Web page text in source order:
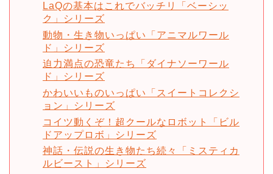
LaQの基本はこれでバッチリ「ベーシッ
ク」シリーズ
動物・生き物いっぱい「アニマルワール
ド」シリーズ
迫力満点の恐竜たち「ダイナソーワール
ド」シリーズ
かわいいものいっぱい「スイートコレクシ
ョン」シリーズ
コイツ動くぞ！超クールなロボット「ビル
ドアップロボ」シリーズ
神話・伝説の生き物たち続々「ミスティカ
ルビースト」シリーズ